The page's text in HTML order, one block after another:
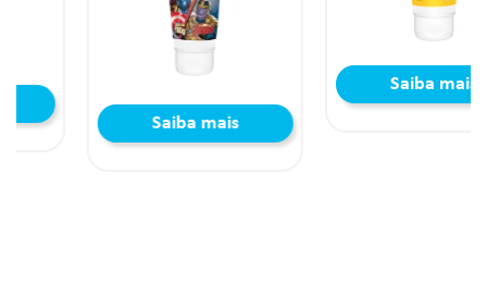
Saiba mais
Saiba mais